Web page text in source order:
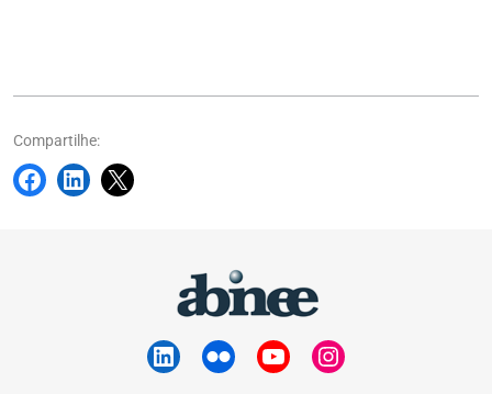
Compartilhe: